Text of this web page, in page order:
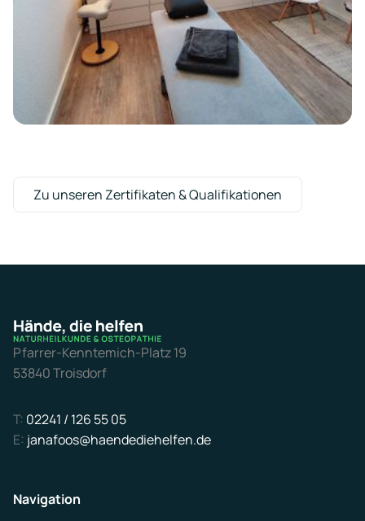
Zu unseren Zertifikaten & Qualifikationen
Pfarrer-Kenntemich-Platz 19
53840 Troisdorf
T: 02241 / 126 55 05
E: janafoos@haendediehelfen.de
Navigation